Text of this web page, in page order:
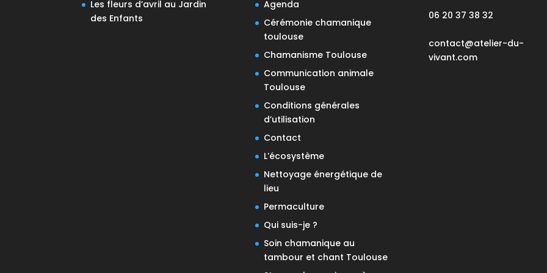
Les fleurs d’avril au Jardin
des Enfants
Agenda
Cérémonie chamanique
toulouse
Chamanisme Toulouse
Communication animale
Toulouse
Conditions générales
d’utilisation
Contact
L’écosystème
Nettoyage énergétique de
lieu
Permaculture
Qui suis-je ?
Soin chamanique au
tambour et chant Toulouse
06 20 37 38 32
contact@atelier-du-
vivant.com